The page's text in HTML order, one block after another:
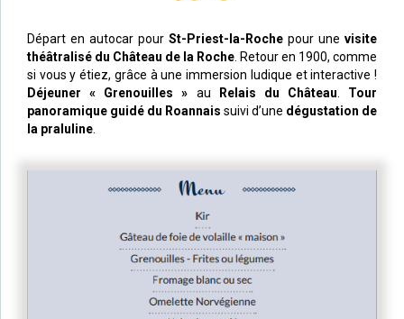
Départ en autocar pour St-Priest-la-Roche pour une visite
théâtralisé du Château de la Roche . Retour en 1900, comme
si vous y étiez, grâce à une immersion ludique et interactive !
Déjeuner « Grenouilles » au Relais du Château
Tour
panoramique guidé du Roannais suivi d’une dégustation de
la praluline